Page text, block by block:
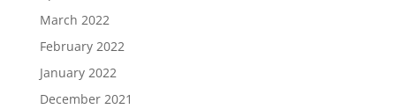
March 2022
February 2022
January 2022
December 2021